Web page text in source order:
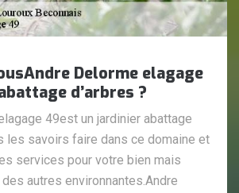
Delorme elagage
d’arbres ?
49est un jardinier abattage
les savoirs faire dans ce domaine et
services pour votre bien mais
autres environnantes.Andre